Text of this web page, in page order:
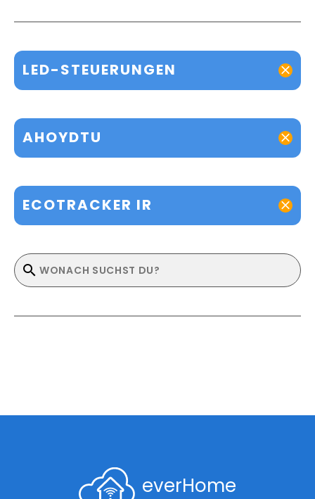
LED-STEUERUNGEN
AHOYDTU
ECOTRACKER IR
everHome